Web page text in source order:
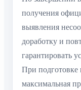
получения
выявления
доработку и
гарантировать
При подготовке
максимальная